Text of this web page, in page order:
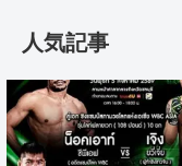
人気記事